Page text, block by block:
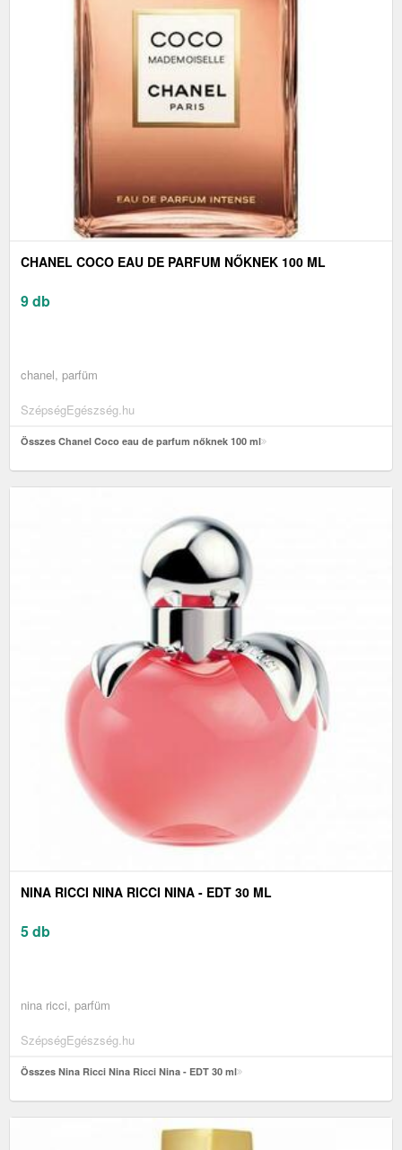
CHANEL COCO EAU DE PARFUM NŐKNEK 100 ML
9 db
chanel, parfüm
SzépségEgészség.hu
Összes Chanel Coco eau de parfum nőknek 100 ml
NINA RICCI NINA RICCI NINA - EDT 30 ML
5 db
nina ricci, parfüm
SzépségEgészség.hu
Összes Nina Ricci Nina Ricci Nina - EDT 30 ml